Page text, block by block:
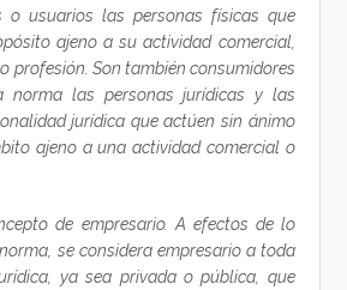
o usuarios las personas físicas que
ajeno a su actividad comercial,
profesión. Son también consumidores
norma las personas jurídicas y las
jurídica que actúen sin ánimo
ajeno a una actividad comercial o
de empresario. A efectos de lo
se considera empresario a toda
ya sea privada o pública, que